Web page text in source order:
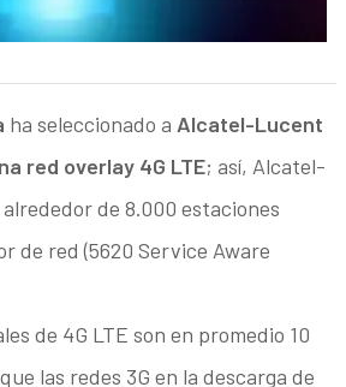
ha seleccionado a Alcatel-Lucent
red overlay 4G LTE; así, Alcatel-
de 8.000 estaciones
de red (5620 Service Aware
de 4G LTE son en promedio 10
las redes 3G en la descarga de